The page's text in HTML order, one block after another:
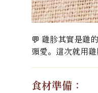
💬 雞胗其實是雞
頭愛。這次就用
食材準備：